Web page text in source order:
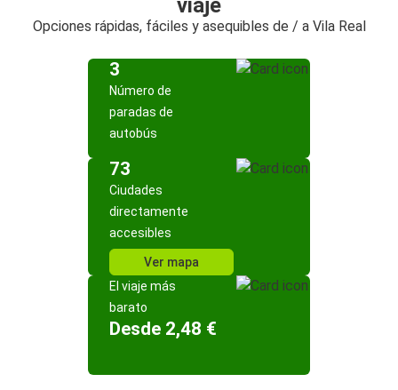
viaje
Opciones rápidas, fáciles y asequibles de / a Vila Real
3
Número de
paradas de
autobús
73
Ciudades
directamente
accesibles
Ver mapa
El viaje más
barato
Desde 2,48 €